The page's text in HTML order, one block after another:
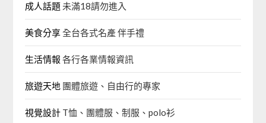
成人話題 未滿18請勿進入
美食分享全台各式名產 伴手禮
生活情報 各行各業情報資訊
旅遊天地 團體旅遊、自由行的專家‎
視覺設計 T恤、團體服、制服、polo衫